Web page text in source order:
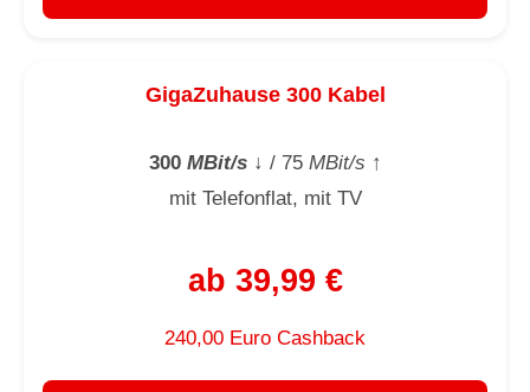
GigaZuhause 300 Kabel
300MBit/s↓ / 75MBit/s ↑
mit Telefonflat, mit TV
ab 39,99 €
240,00 Euro Cashback